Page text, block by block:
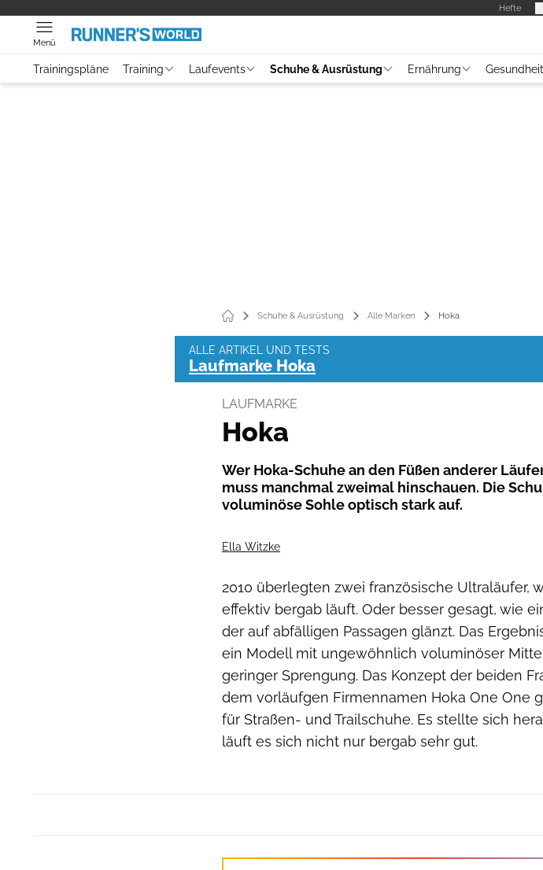
Hefte
Menü
Trainingspläne Training Laufevents Schuhe & Ausrüstung Ernährung Gesundheit
Schuhe & Ausrüstung Alle Marken Hoka
ALLE ARTIKEL UND TESTS
Laufmarke Hoka
LAUFMARKE
Hoka
Wer Hoka-Schuhe an den Füßen anderer
muss manchmal zweimal hinschauen. Die
voluminöse Sohle optisch stark auf.
Ella Witzke
2010 überlegten zwei französische Ultraläufer,
effektiv bergab läuft. Oder besser gesagt, wie
der auf abfälligen Passagen glänzt. Das
ein Modell mit ungewöhnlich voluminöser
geringer Sprengung. Das Konzept der beiden
dem vorläufgen Firmennamen Hoka One One
für Straßen- und Trailschuhe. Es stellte sich
läuft es sich nicht nur bergab sehr gut.